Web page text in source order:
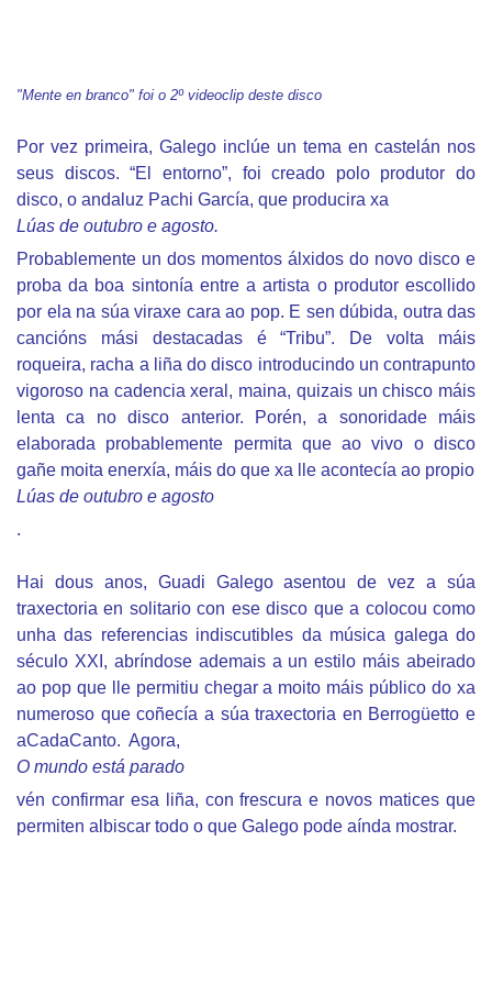
"Mente en branco" foi o 2º videoclip deste disco
Por vez primeira, Galego inclúe un tema en castelán nos
seus discos. “El entorno”, foi creado polo produtor do
disco, o andaluz Pachi García, que producira xa
Lúas de outubro e agosto.
Probablemente un dos momentos álxidos do novo disco e
proba da boa sintonía entre a artista o produtor escollido
por ela na súa viraxe cara ao pop. E sen dúbida, outra das
cancións mási destacadas é “Tribu”. De volta máis
roqueira, racha a liña do disco introducindo un contrapunto
vigoroso na cadencia xeral, maina, quizais un chisco máis
lenta ca no disco anterior. Porén, a sonoridade máis
elaborada probablemente permita que ao vivo o disco
gañe moita enerxía, máis do que xa lle acontecía ao propio
Lúas de outubro e agosto
.
Hai dous anos, Guadi Galego asentou de vez a súa
traxectoria en solitario con ese disco que a colocou como
unha das referencias indiscutibles da música galega do
século XXI, abríndose ademais a un estilo máis abeirado
ao pop que lle permitiu chegar a moito máis público do xa
numeroso que coñecía a súa traxectoria en Berrogüetto e
aCadaCanto. Agora,
O mundo está parado
vén confirmar esa liña, con frescura e novos matices que
permiten albiscar todo o que Galego pode aínda mostrar.